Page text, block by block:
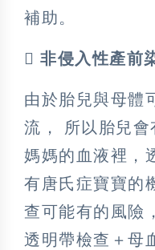
補助。
 非侵入性產前
由於胎兒與母體
流， 所以胎兒
媽媽的血液裡，
有唐氏症寶寶的
查可能有的風險
透明帶檢查＋母